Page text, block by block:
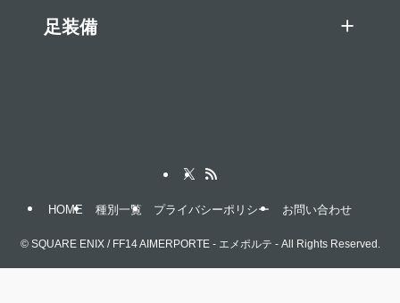
足装備
HOME 種別一覧 プライバシーポリシー お問い合わせ
©SQUARE ENIX / FF14 AIMERPORTE - エメポルテ - All Rights Reserved.